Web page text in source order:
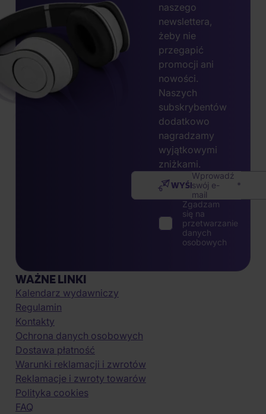
naszego
newslettera,
żeby nie
przegapić
promocji ani
nowości.
Naszych
subskrybentów
dodatkowo
nagradzamy
wyjątkowymi
zniżkami.
Wprowadź
swój e-
mail
WYŚLIJ
Zgadzam
się na
przetwarzanie
danych
osobowych
WAŻNE LINKI
Kalendarz wydawniczy
Regulamin
Kontakty
Ochrona danych osobowych
Dostawa płatność
Warunki reklamacji i zwrotów
Reklamacje i zwroty towarów
Polityka cookies
FAQ